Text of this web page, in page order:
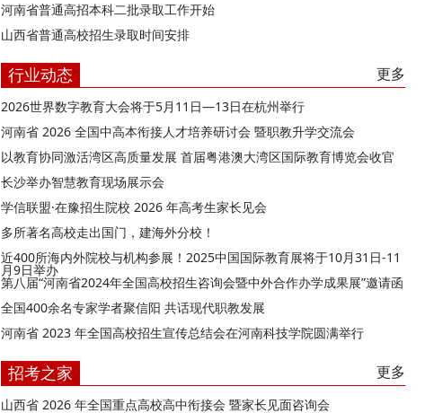
河南省普通高招本科二批录取工作开始
山西省普通高校招生录取时间安排
行业动态 更多
2026世界数字教育大会将于5月11日—13日在杭州举行
河南省 2026 全国中高本衔接人才培养研讨会 暨职教升学交流会
以教育协同激活湾区高质量发展 首届粤港澳大湾区国际教育博览会收官
长沙举办智慧教育现场展示会
学信联盟·在豫招生院校 2026 年高考生家长见会
多所著名高校走出国门，建海外分校！
近400所海内外院校与机构参展！2025中国国际教育展将于10月31日-11
月9日举办
第八届“河南省2024年全国高校招生咨询会暨中外合作办学成果展”邀请函
全国400余名专家学者聚信阳 共话现代职教发展
河南省 2023 年全国高校招生宣传总结会在河南科技学院圆满举行
招考之家 更多
山西省 2026 年全国重点高校高中衔接会 暨家长见面咨询会